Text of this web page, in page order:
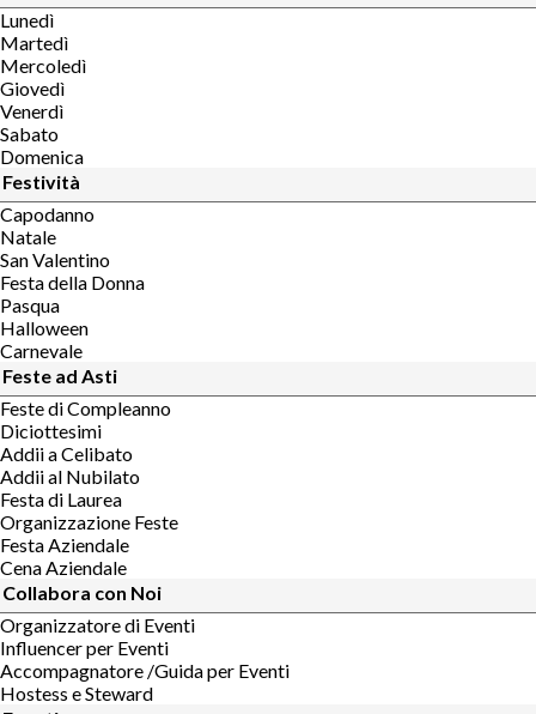
Lunedì
Martedì
Mercoledì
Giovedì
Venerdì
Sabato
Domenica
Festività
Capodanno
Natale
San Valentino
Festa della Donna
Pasqua
Halloween
Carnevale
Feste ad Asti
Feste di Compleanno
Diciottesimi
Addii a Celibato
Addii al Nubilato
Festa di Laurea
Organizzazione Feste
Festa Aziendale
Cena Aziendale
Collabora con Noi
Organizzatore di Eventi
Influencer per Eventi
Accompagnatore /Guida per Eventi
Hostess e Steward